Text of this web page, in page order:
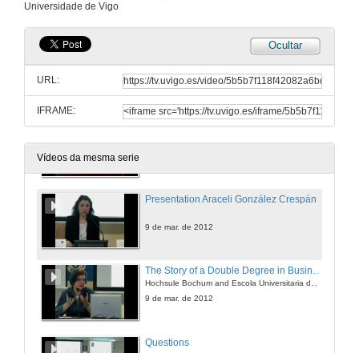
Universidade de Vigo
Ocultar
URL:
IFRAME:
Vídeos da mesma serie
8 de mar. de 2012
International Oficce
Presentation Araceli González Crespán
9 de mar. de 2012
The Story of a Double Degree in Business
9 de mar. de 2012
Questions